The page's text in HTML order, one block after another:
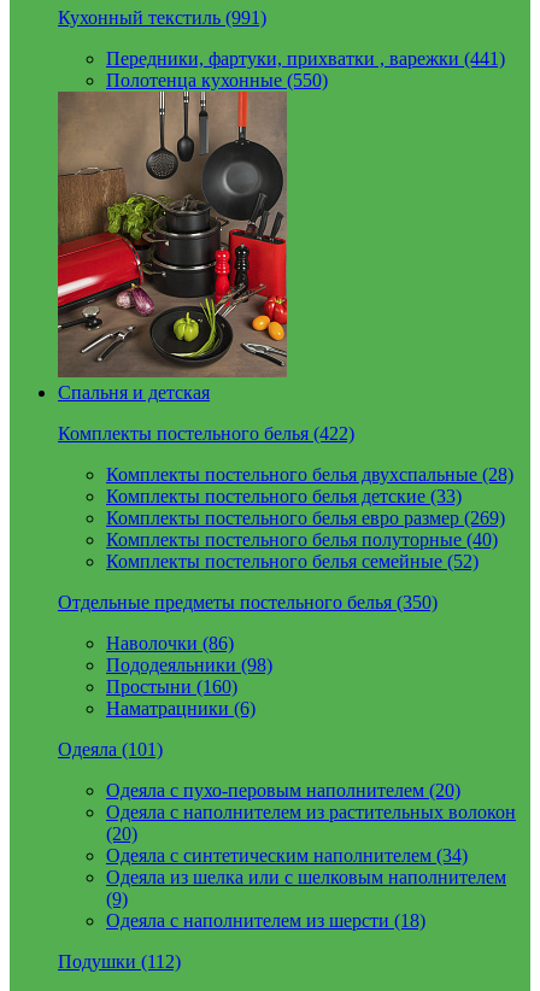
Кухонный текстиль (991)
Передники, фартуки, прихватки , варежки (441)
Полотенца кухонные (550)
Спальня и детская
Комплекты постельного белья (422)
Комплекты постельного белья двухспальные (28)
Комплекты постельного белья детские (33)
Комплекты постельного белья евро размер (269)
Комплекты постельного белья полуторные (40)
Комплекты постельного белья семейные (52)
Отдельные предметы постельного белья (350)
Наволочки (86)
Пододеяльники (98)
Простыни (160)
Наматрацники (6)
Одеяла (101)
Одеяла с пухо-перовым наполнителем (20)
Одеяла с наполнителем из растительных волокон
(20)
Одеяла с синтетическим наполнителем (34)
Одеяла из шелка или с шелковым наполнителем
(9)
Одеяла с наполнителем из шерсти (18)
Подушки (112)